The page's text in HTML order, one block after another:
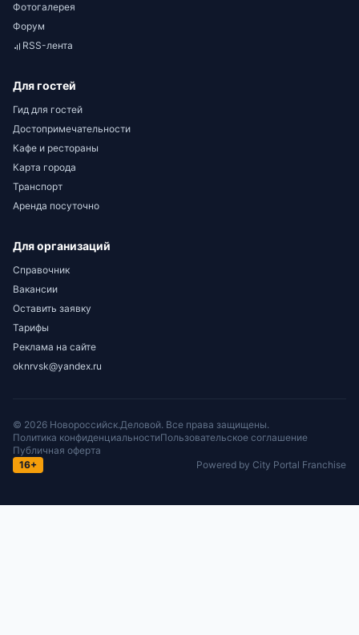
Фотогалерея
Форум
RSS-лента
Для гостей
Гид для гостей
Достопримечательности
Кафе и рестораны
Карта города
Транспорт
Аренда посуточно
Для организаций
Справочник
Вакансии
Оставить заявку
Тарифы
Реклама на сайте
oknrvsk@yandex.ru
© 2026 Новороссийск.Деловой. Все права защищены.
Политика конфиденциальностиПользовательское соглашение
Публичная оферта
16+
Powered by City Portal Franchise